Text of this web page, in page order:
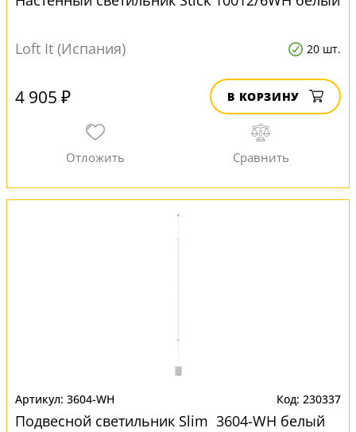
Loft It (Испания) 20 шт.
4 905 ₽ В КОРЗИНУ
3604-WH 230337
Подвесной светильник Slim 3604-WH белый